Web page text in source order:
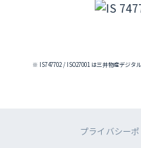
※ IS747702 / ISO27001 は三井物産デジタ
プライバシー